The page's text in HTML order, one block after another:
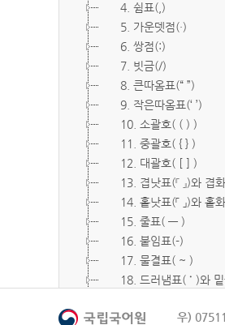
4. 쉼표(,)
5. 가운뎃점(·)
6. 쌍점(:)
7. 빗금(/)
8. 큰따옴표(“ ”)
9. 작은따옴표(‘ ’)
10. 소괄호( ( ) )
11. 중괄호( { } )
12. 대괄호( [ ] )
13. 겹낫표(『 』)와
14. 홑낫표(「 」)와 홑
15. 줄표( ― )
16. 붙임표(-)
17. 물결표( ~ )
18. 드러냄표( ˙ )와
20. 빠짐표( □ )
우)